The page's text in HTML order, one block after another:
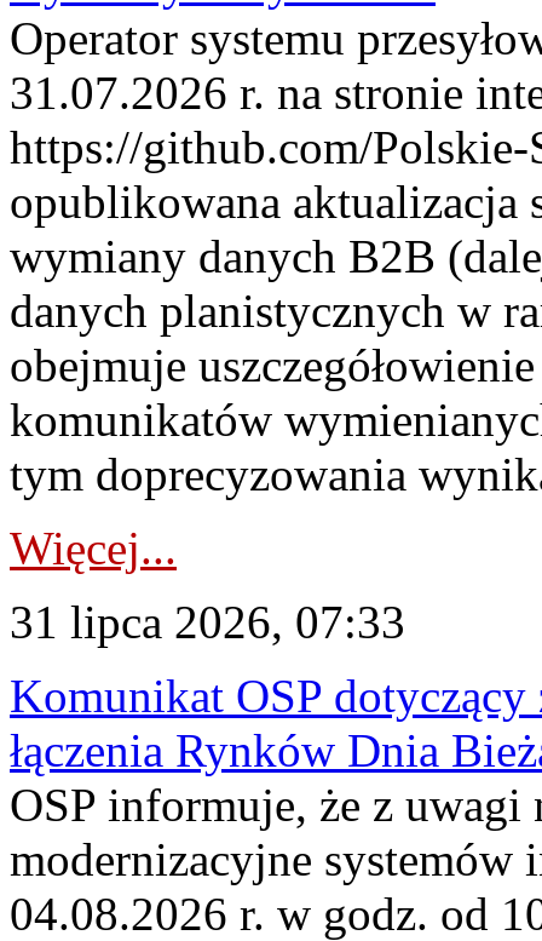
Operator systemu
31.07.2026 r. na stronie
https://github.com/Polskie-
opublikowana aktualizacja
wymiany danych B2B
danych planistycznych w
obejmuje
komunikatów
tym doprecyzowania
Więcej...
31 lipca 2026, 07:33
Komunikat OSP dotyczący
łączenia Rynków Dnia
OSP informuje, że z uwagi
modernizacyjne
04.08.2026 r. w godz. od